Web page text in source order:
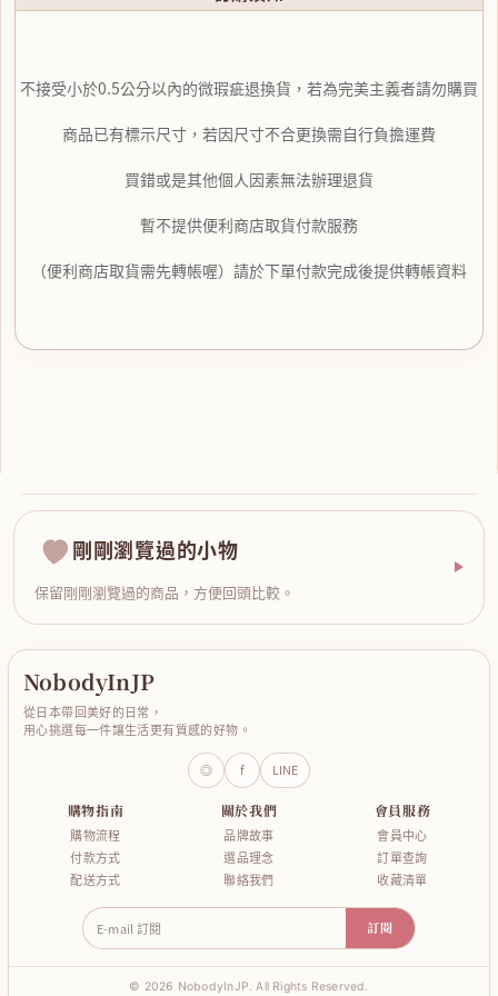
不接受小於0.5公分以內的微瑕疵退換貨，若為完美主義者請勿購買
商品已有標示尺寸，若因尺寸不合更換需自行負擔運費
買錯或是其他個人因素無法辦理退貨
暫不提供便利商店取貨付款服務
（便利商店取貨需先轉帳喔）請於下單付款完成後提供轉帳資料
剛剛瀏覽過的小物
保留剛剛瀏覽過的商品，方便回頭比較。
NobodyInJP
從日本帶回美好的日常，
用心挑選每一件讓生活更有質感的好物。
◎ f LINE
購物指南
購物流程
付款方式
配送方式
關於我們
品牌故事
選品理念
聯絡我們
會員服務
會員中心
訂單查詢
收藏清單
E-mail 訂閱 訂閱
© 2026 NobodyInJP. All Rights Reserved.